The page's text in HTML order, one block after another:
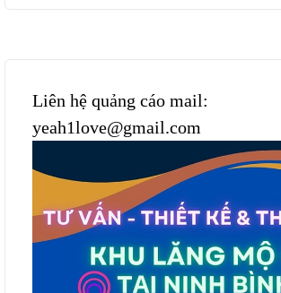
Liên hệ quảng cáo mail:
yeah1love@gmail.com